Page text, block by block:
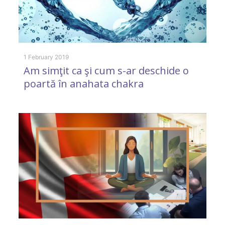
1 February 2019
Am simţit ca şi cum s-ar deschide o
poartă în anahata chakra